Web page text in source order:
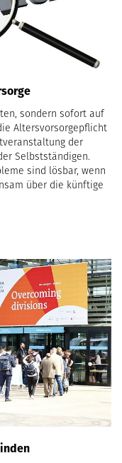
sondern sofort auf
Altersvorsorgepflicht
der
Selbstständigen.
sind lösbar, wenn
über die künftige